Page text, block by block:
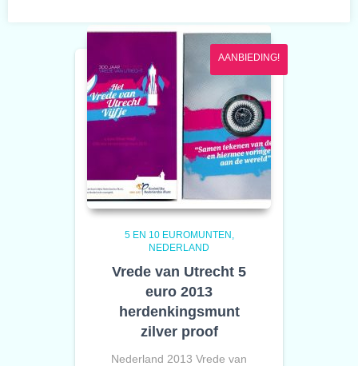
AANBIEDING!
5 EN 10 EUROMUNTEN
NEDERLAND
Vrede van Utrecht 5
euro 2013
herdenkingsmunt
zilver proof
Nederland 2013 Vrede van